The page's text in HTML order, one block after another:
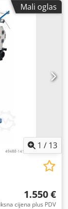
2,4 kW
okret/min
Mali oglas
1 / 13
1.550 €
cijena plus PDV